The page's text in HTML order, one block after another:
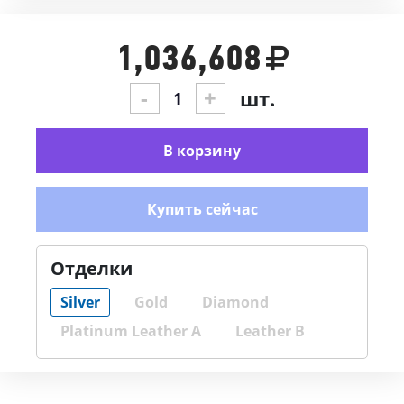
Отделки
Silver Gold
Diamond
Platinum Leather A
Leather B
1,036,608
- + шт.
В корзину
Купить сейчас